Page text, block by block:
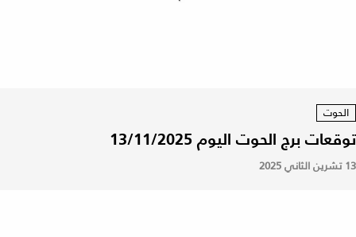
الحوت
توقعات برج الحوت اليوم 13/11/2025
13 تشرين الثاني 2025